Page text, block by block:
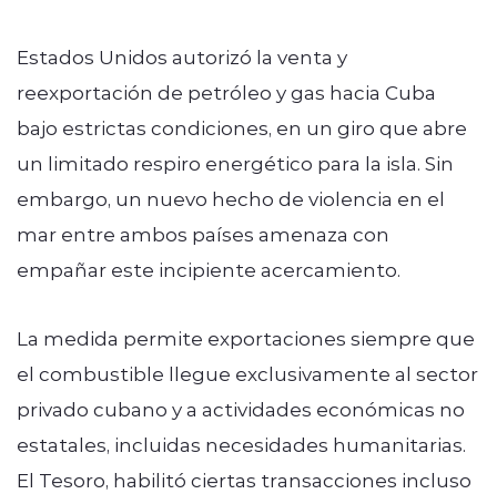
Estados Unidos autorizó la venta y
reexportación de petróleo y gas hacia Cuba
bajo estrictas condiciones, en un giro que abre
un limitado respiro energético para la isla. Sin
embargo, un nuevo hecho de violencia en el
mar entre ambos países amenaza con
empañar este incipiente acercamiento.
La medida permite exportaciones siempre que
el combustible llegue exclusivamente al sector
privado cubano y a actividades económicas no
estatales, incluidas necesidades humanitarias.
El Tesoro, habilitó ciertas transacciones incluso